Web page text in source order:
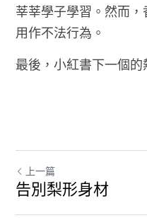
莘莘學子學習。然而
用作不法行為。
最後， 小紅書下一個
上一篇
告別梨形身材